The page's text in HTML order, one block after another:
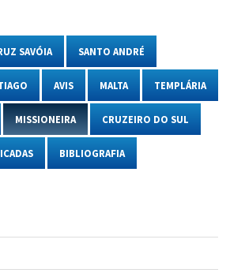
SAVÓIA SANTO ANDRÉ
AVIS MALTA TEMPLÁRIA
MISSIONEIRA CRUZEIRO DO SUL
BIBLIOGRAFIA